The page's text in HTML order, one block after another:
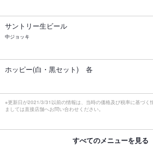
サントリー生ビール
中ジョッキ
ホッピー(白・黒セット) 各
※更新日が2021/3/31以前の情報は、当時の価格及び税率に基づく
ましては直接店舗へお問い合わせください。
すべてのメニューを見る